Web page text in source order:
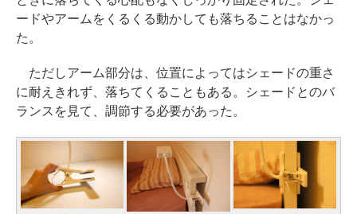
ードやアームをくるくる動かしても落ちることはなかっ
た。
ただしアーム部分は、位置によってはシェードの重さ
に耐えきれず、落ちてくることもある。シェードとのバ
ランスを見て、調節する必要があった。